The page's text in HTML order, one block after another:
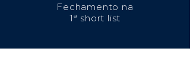
Fechamento na
1ª short list